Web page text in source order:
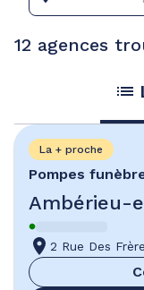
12 agences
Pompes
Ambérieu-
La + proche
2 Rue Des